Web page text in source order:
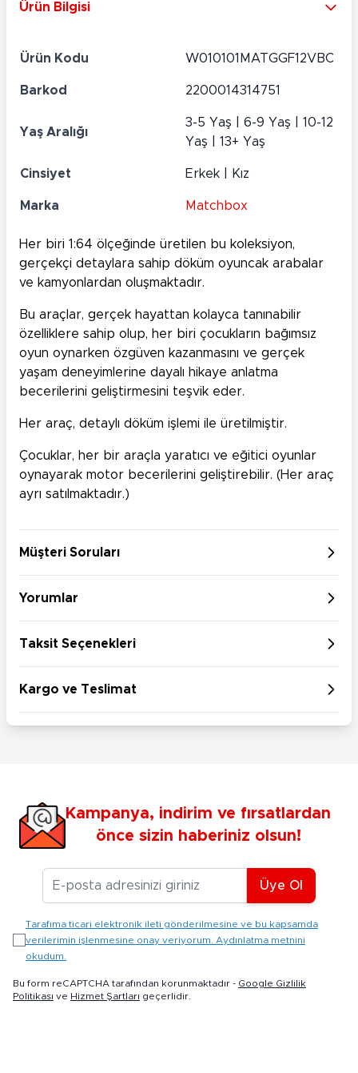
Ürün Bilgisi
Ürün Kodu W010101MATGGF12VBC
Barkod 2200014314751
Yaş Aralığı
3-5 Yaş | 6-9 Yaş | 10-12
Yaş | 13+ Yaş
Cinsiyet Erkek | Kız
Marka Matchbox
Her biri 1:64 ölçeğinde üretilen bu koleksiyon,
gerçekçi detaylara sahip döküm oyuncak arabalar
ve kamyonlardan oluşmaktadır.
Bu araçlar, gerçek hayattan kolayca tanınabilir
özelliklere sahip olup, her biri çocukların bağımsız
oyun oynarken özgüven kazanmasını ve gerçek
yaşam deneyimlerine dayalı hikaye anlatma
becerilerini geliştirmesini teşvik eder.
Her araç, detaylı döküm işlemi ile üretilmiştir.
Çocuklar, her bir araçla yaratıcı ve eğitici oyunlar
oynayarak motor becerilerini geliştirebilir. (Her araç
ayrı satılmaktadır.)
Müşteri Soruları
Yorumlar
Taksit Seçenekleri
Kargo ve Teslimat
Kampanya, indirim ve fırsatlardan
önce sizin haberiniz olsun!
E-posta Adresiniz
Üye Ol
Tarafıma ticari elektronik ileti gönderilmesine ve bu kapsamda
verilerimin işlenmesine onay veriyorum. Aydınlatma metnini
okudum.
Bu form reCAPTCHA tarafından korunmaktadır - Google Gizlilik
Politikası ve Hizmet Şartları geçerlidir.